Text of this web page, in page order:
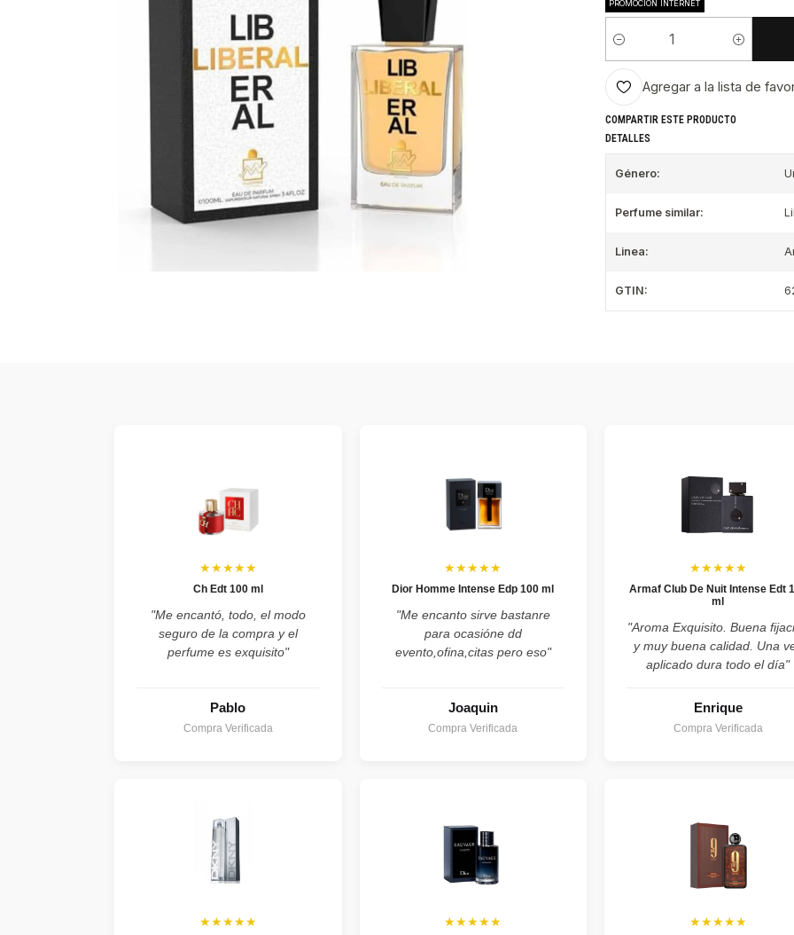
PROMOCIÓN INTERNET
Cantidad
Agregar a la lista de
COMPARTIR ESTE PRODUCTO
DETALLES
Género:
Perfume similar:
Linea:
GTIN:
★★★★★
Ch Edt 100 ml
"Me encantó, todo, el modo
seguro de la compra y el
perfume es exquisito"
Pablo
Compra Verificada
★★★★★
Dior Homme Intense Edp 100 ml
"Me encanto sirve bastanre
para ocasióne dd
evento,ofina,citas pero eso"
Joaquin
Compra Verificada
★★★★★
Armaf Club De Nuit Intense Edt
ml
"Aroma Exquisito. Buena
y muy buena calidad. Una
aplicado dura todo el día"
Enrique
Compra Verificada
★★★★★ ★★★★★ ★★★★★